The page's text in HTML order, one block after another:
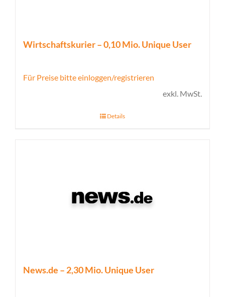
Wirtschaftskurier – 0,10 Mio. Unique User
Für Preise bitte einloggen/registrieren
exkl. MwSt.
Details
News.de – 2,30 Mio. Unique User